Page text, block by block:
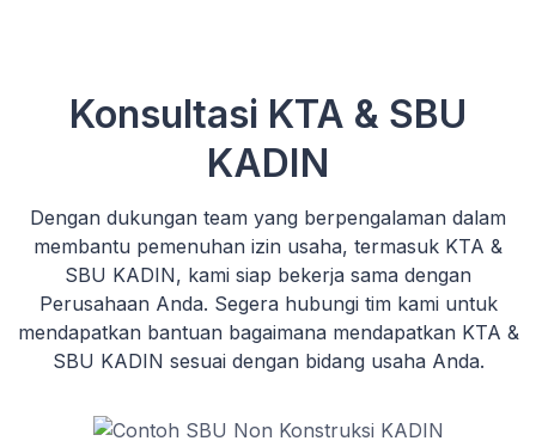
Konsultasi KTA & SBU
KADIN
Dengan dukungan team yang berpengalaman dalam
membantu pemenuhan izin usaha, termasuk KTA &
SBU KADIN, kami siap bekerja sama dengan
Perusahaan Anda. Segera hubungi tim kami untuk
mendapatkan bantuan bagaimana mendapatkan KTA &
SBU KADIN sesuai dengan bidang usaha Anda.